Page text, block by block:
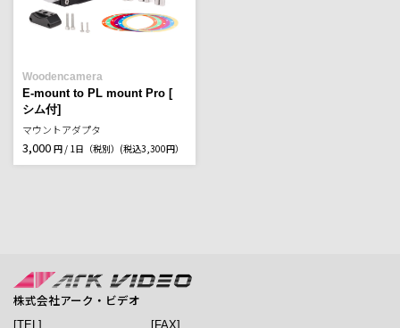
Woodencamera
E-mount to PL mount Pro [
シム付]
マウントアダプタ
3,000 円 / 1日（税別） (税込3,300円）
株式会社アーク・ビデオ